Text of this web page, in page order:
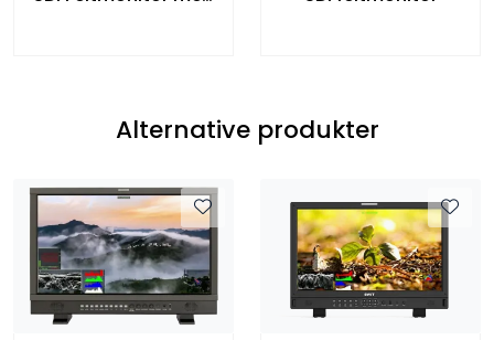
Alternative produkter